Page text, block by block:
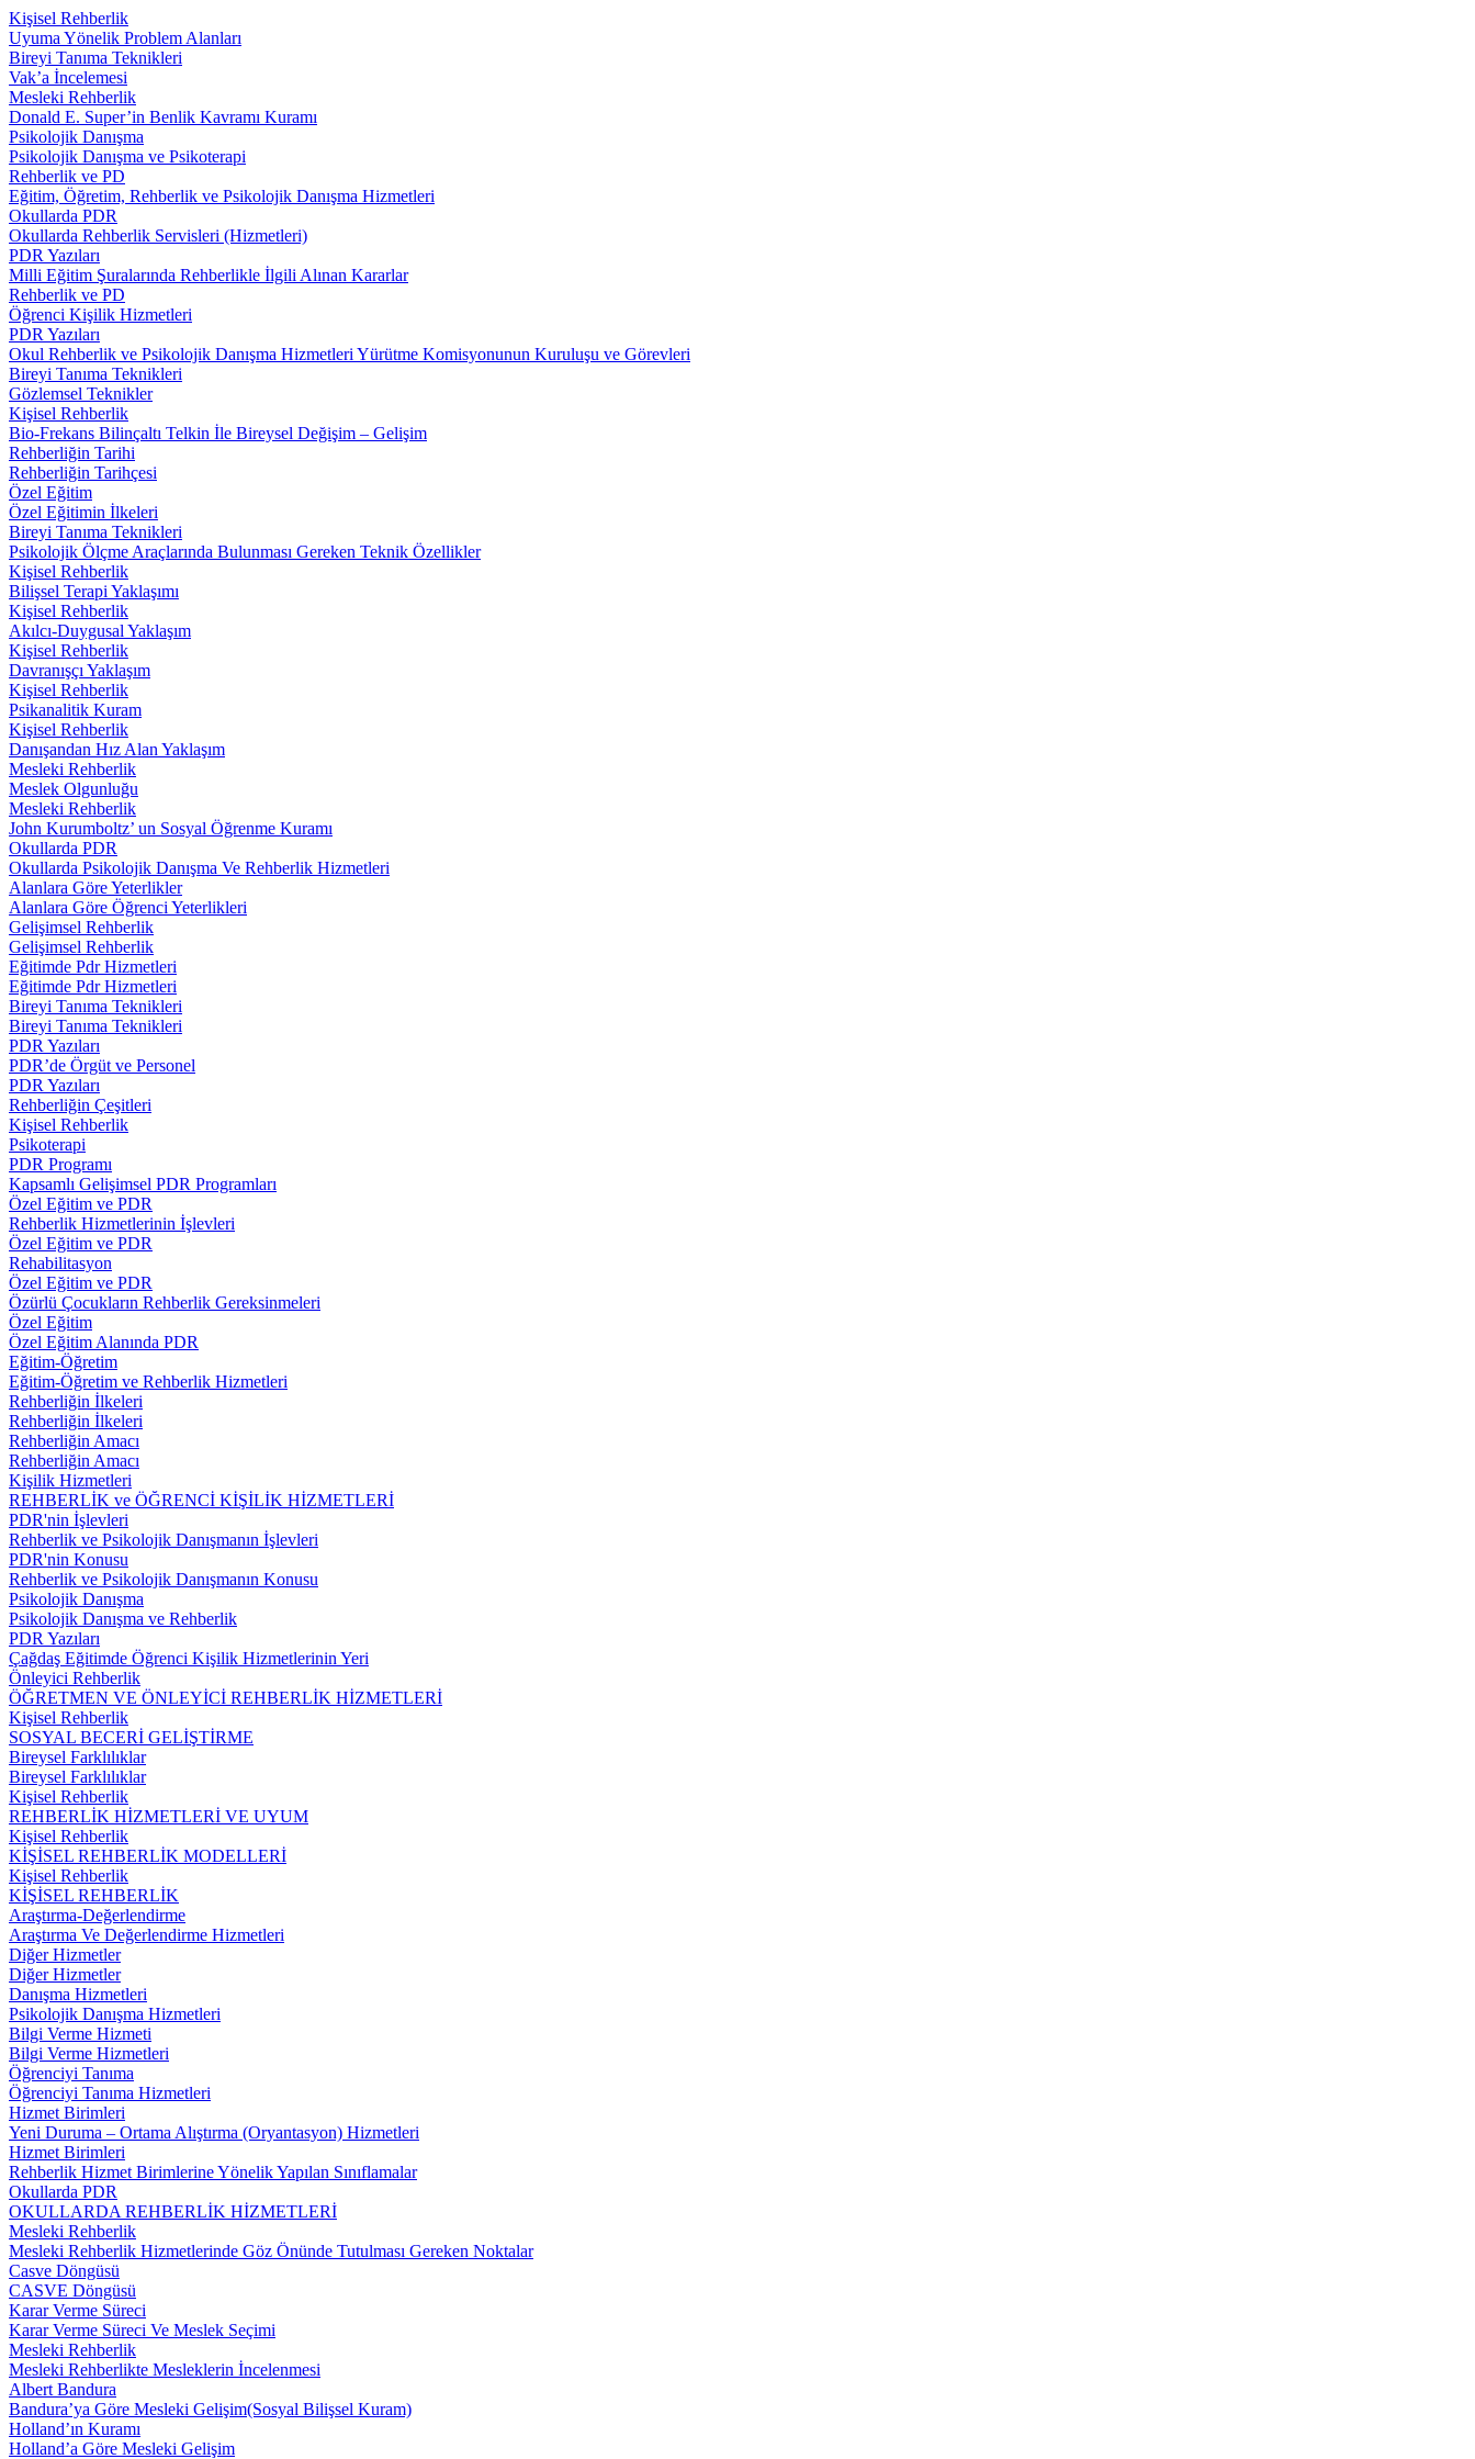
Kişisel Rehberlik
Uyuma Yönelik Problem Alanları
Bireyi Tanıma Teknikleri
Vak’a İncelemesi
Mesleki Rehberlik
Donald E. Super’in Benlik Kavramı Kuramı
Psikolojik Danışma
Psikolojik Danışma ve Psikoterapi
Rehberlik ve PD
Eğitim, Öğretim, Rehberlik ve Psikolojik Danışma Hizmetleri
Okullarda PDR
Okullarda Rehberlik Servisleri (Hizmetleri)
PDR Yazıları
Milli Eğitim Şuralarında Rehberlikle İlgili Alınan Kararlar
Rehberlik ve PD
Öğrenci Kişilik Hizmetleri
PDR Yazıları
Okul Rehberlik ve Psikolojik Danışma Hizmetleri Yürütme Komisyonunun Kuruluşu ve Görevleri
Bireyi Tanıma Teknikleri
Gözlemsel Teknikler
Kişisel Rehberlik
Bio-Frekans Bilinçaltı Telkin İle Bireysel Değişim – Gelişim
Rehberliğin Tarihi
Rehberliğin Tarihçesi
Özel Eğitim
Özel Eğitimin İlkeleri
Bireyi Tanıma Teknikleri
Psikolojik Ölçme Araçlarında Bulunması Gereken Teknik Özellikler
Kişisel Rehberlik
Bilişsel Terapi Yaklaşımı
Kişisel Rehberlik
Akılcı-Duygusal Yaklaşım
Kişisel Rehberlik
Davranışçı Yaklaşım
Kişisel Rehberlik
Psikanalitik Kuram
Kişisel Rehberlik
Danışandan Hız Alan Yaklaşım
Mesleki Rehberlik
Meslek Olgunluğu
Mesleki Rehberlik
John Kurumboltz’ un Sosyal Öğrenme Kuramı
Okullarda PDR
Okullarda Psikolojik Danışma Ve Rehberlik Hizmetleri
Alanlara Göre Yeterlikler
Alanlara Göre Öğrenci Yeterlikleri
Gelişimsel Rehberlik
Gelişimsel Rehberlik
Eğitimde Pdr Hizmetleri
Eğitimde Pdr Hizmetleri
Bireyi Tanıma Teknikleri
Bireyi Tanıma Teknikleri
PDR Yazıları
PDR’de Örgüt ve Personel
PDR Yazıları
Rehberliğin Çeşitleri
Kişisel Rehberlik
Psikoterapi
PDR Programı
Kapsamlı Gelişimsel PDR Programları
Özel Eğitim ve PDR
Rehberlik Hizmetlerinin İşlevleri
Özel Eğitim ve PDR
Rehabilitasyon
Özel Eğitim ve PDR
Özürlü Çocukların Rehberlik Gereksinmeleri
Özel Eğitim
Özel Eğitim Alanında PDR
Eğitim-Öğretim
Eğitim-Öğretim ve Rehberlik Hizmetleri
Rehberliğin İlkeleri
Rehberliğin İlkeleri
Rehberliğin Amacı
Rehberliğin Amacı
Kişilik Hizmetleri
REHBERLİK ve ÖĞRENCİ KİŞİLİK HİZMETLERİ
PDR'nin İşlevleri
Rehberlik ve Psikolojik Danışmanın İşlevleri
PDR'nin Konusu
Rehberlik ve Psikolojik Danışmanın Konusu
Psikolojik Danışma
Psikolojik Danışma ve Rehberlik
PDR Yazıları
Çağdaş Eğitimde Öğrenci Kişilik Hizmetlerinin Yeri
Önleyici Rehberlik
ÖĞRETMEN VE ÖNLEYİCİ REHBERLİK HİZMETLERİ
Kişisel Rehberlik
SOSYAL BECERİ GELİŞTİRME
Bireysel Farklılıklar
Bireysel Farklılıklar
Kişisel Rehberlik
REHBERLİK HİZMETLERİ VE UYUM
Kişisel Rehberlik
KİŞİSEL REHBERLİK MODELLERİ
Kişisel Rehberlik
KİŞİSEL REHBERLİK
Araştırma-Değerlendirme
Araştırma Ve Değerlendirme Hizmetleri
Diğer Hizmetler
Diğer Hizmetler
Danışma Hizmetleri
Psikolojik Danışma Hizmetleri
Bilgi Verme Hizmeti
Bilgi Verme Hizmetleri
Öğrenciyi Tanıma
Öğrenciyi Tanıma Hizmetleri
Hizmet Birimleri
Yeni Duruma – Ortama Alıştırma (Oryantasyon) Hizmetleri
Hizmet Birimleri
Rehberlik Hizmet Birimlerine Yönelik Yapılan Sınıflamalar
Okullarda PDR
OKULLARDA REHBERLİK HİZMETLERİ
Mesleki Rehberlik
Mesleki Rehberlik Hizmetlerinde Göz Önünde Tutulması Gereken Noktalar
Casve Döngüsü
CASVE Döngüsü
Karar Verme Süreci
Karar Verme Süreci Ve Meslek Seçimi
Mesleki Rehberlik
Mesleki Rehberlikte Mesleklerin İncelenmesi
Albert Bandura
Bandura’ya Göre Mesleki Gelişim(Sosyal Bilişsel Kuram)
Holland’ın Kuramı
Holland’a Göre Mesleki Gelişim